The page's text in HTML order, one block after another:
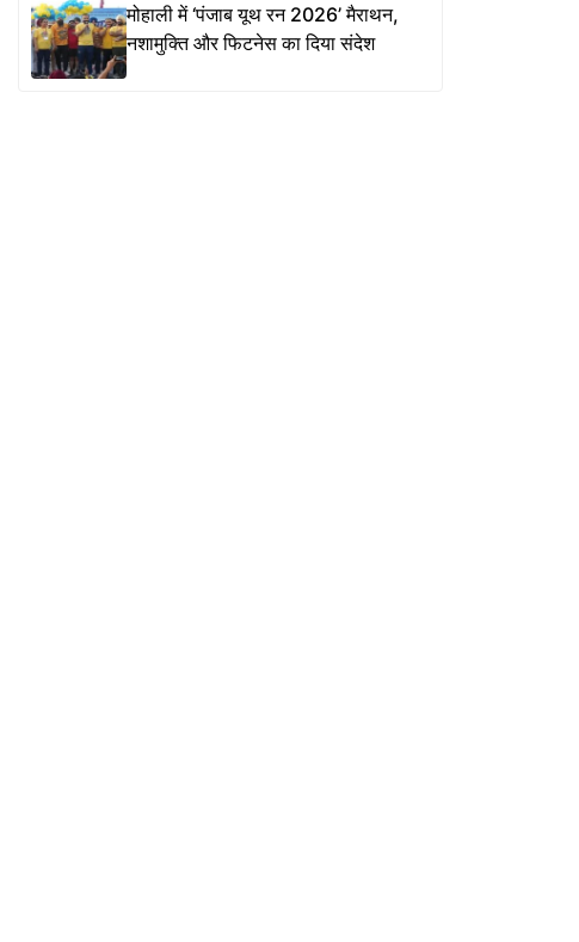
मोहाली में ‘पंजाब यूथ रन 2026’ मैराथन,
नशामुक्ति और फिटनेस का दिया संदेश